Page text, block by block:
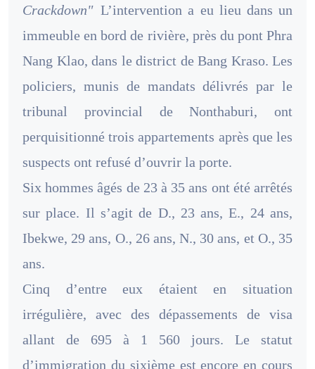
Crackdown" L’intervention a eu lieu dans un
immeuble en bord de rivière, près du pont Phra
Nang Klao, dans le district de Bang Kraso. Les
policiers, munis de mandats délivrés par le
tribunal provincial de Nonthaburi, ont
perquisitionné trois appartements après que les
suspects ont refusé d’ouvrir la porte.
Six hommes âgés de 23 à 35 ans ont été arrêtés
sur place. Il s’agit de D., 23 ans, E., 24 ans,
Ibekwe, 29 ans, O., 26 ans, N., 30 ans, et O., 35
ans.
Cinq d’entre eux étaient en situation
irrégulière, avec des dépassements de visa
allant de 695 à 1 560 jours. Le statut
d’immigration du sixième est encore en cours